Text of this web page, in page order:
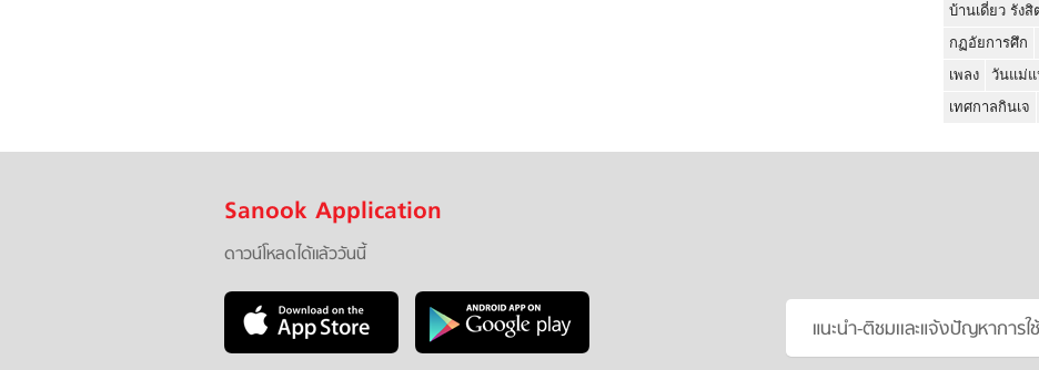
บ้านเดี่ยว รังสิ
กฏอัยการศึก
เพลง
วันแม่แ
เทศกาลกินเจ
Sanook Application
ดาวน์โหลดได้แล้ววันนี้
แนะนำ-ติชมเเละแจ้งปัญหาการใ